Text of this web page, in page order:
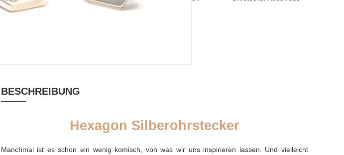
BESCHREIBUNG
Hexagon Silberohrstecker
Manchmal ist es schon ein wenig komisch, von was wir uns inspirieren lassen. Und vielleicht